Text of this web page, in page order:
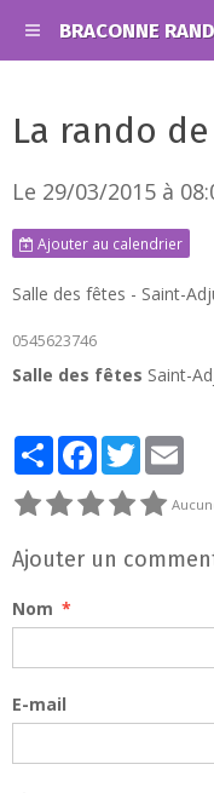
BRACONNE
La rando
Le 29/03/2015 à
Ajouter au calendrier
Salle des fêtes - Saint-
0545623746
Salle des fêtes Saint-
PartagerFacebook
Twitter
Ajouter un
Nom
E-mail